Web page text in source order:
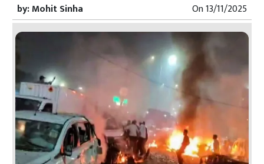
by:Mohit Sinha On13/11/2025